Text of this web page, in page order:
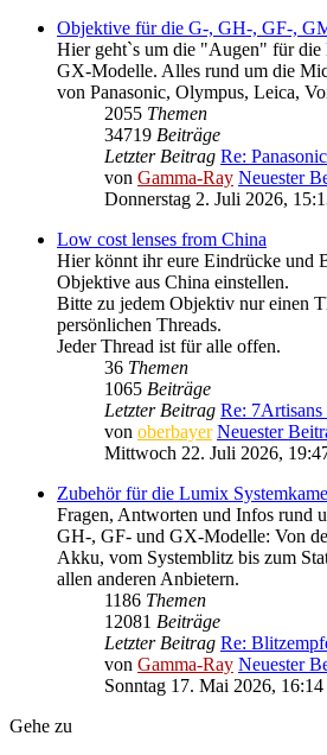
Objektive für die G-, GH-, GF-,
Hier geht`s um die "Augen" für
GX-Modelle. Alles rund um die
von Panasonic, Olympus, Leica,
2055 Themen
34719 Beiträge
Letzter Beitrag Re:
von Gamma-Ray Neuester
Donnerstag 2. Juli 2026,
Low cost lenses from China
Hier könnt ihr eure Eindrücke und
Objektive aus China einstellen.
Bitte zu jedem Objektiv nur einen
persönlichen Threads.
Jeder Thread ist für alle offen.
36 Themen
1065 Beiträge
Letzter Beitrag Re:
von oberbayer Neuester
Mittwoch 22. Juli 2026,
Zubehör für die Lumix
Fragen, Antworten und Infos rund
GH-, GF- und GX-Modelle: Von
Akku, vom Systemblitz bis zum
allen anderen Anbietern.
1186 Themen
12081 Beiträge
Letzter Beitrag Re:
von Gamma-Ray Neuester
Sonntag 17. Mai 2026, 16:14
Gehe zu